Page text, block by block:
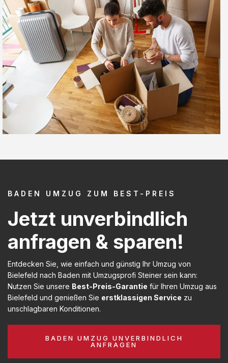
BADEN UMZUG ZUM BEST-PREIS
Jetzt unverbindlich
anfragen & sparen!
Entdecken Sie, wie einfach und günstig Ihr Umzug von
Bielefeld nach Baden mit Umzugsprofi Steiner sein kann:
Nutzen Sie unsere Best-Preis-Garantie für Ihren Umzug aus
Bielefeld und genießen Sie erstklassigen Service zu
unschlagbaren Konditionen.
BADEN UMZUG UNVERBINDLICH
ANFRAGEN